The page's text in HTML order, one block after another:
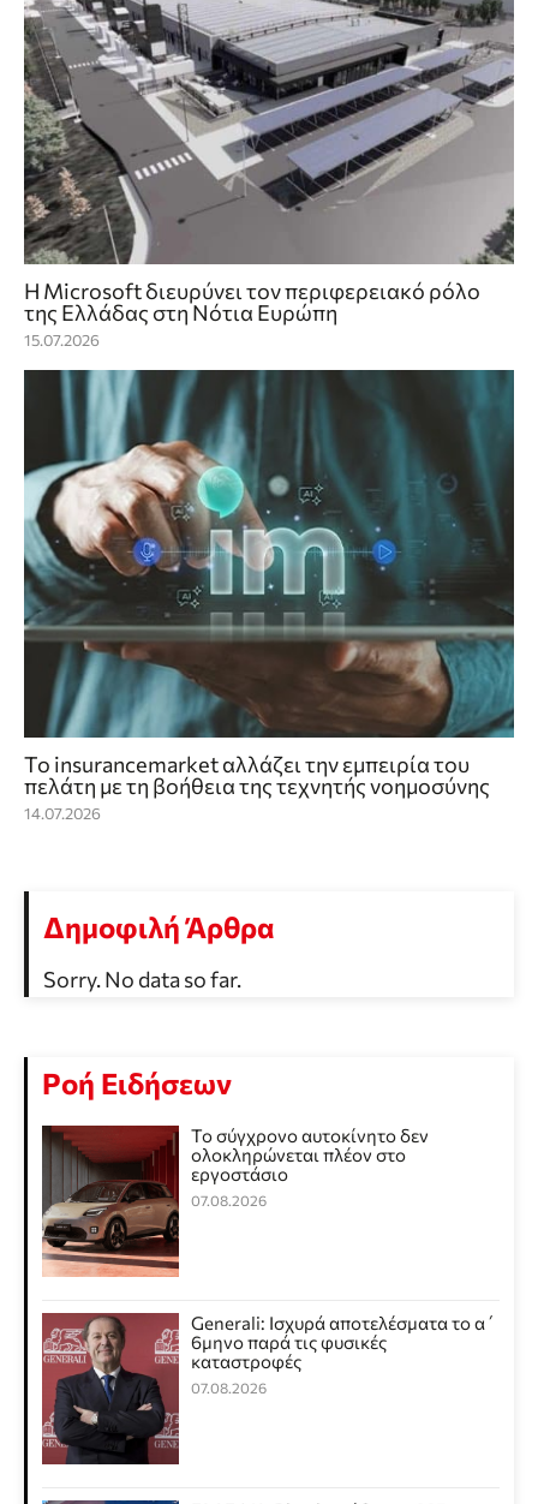
Η Microsoft διευρύνει τον περιφερειακό ρόλο
της Ελλάδας στη Νότια Ευρώπη
15.07.2026
Το insurancemarket αλλάζει την εμπειρία του
πελάτη με τη βοήθεια της τεχνητής νοημοσύνης
14.07.2026
Δημοφιλή Άρθρα
Sorry. No data so far.
Ροή Ειδήσεων
Το σύγχρονο αυτοκίνητο δεν
ολοκληρώνεται πλέον στο
εργοστάσιο
07.08.2026
Generali: Ισχυρά αποτελέσματα το α΄
6μηνο παρά τις φυσικές
καταστροφές
07.08.2026